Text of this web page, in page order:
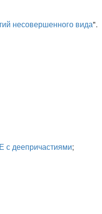
несовершенного вида".
с деепричастиями;